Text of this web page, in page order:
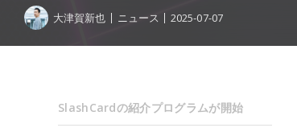
大津賀新也 ニュース 2025-07-07
SlashCardの紹介プログラムが開始